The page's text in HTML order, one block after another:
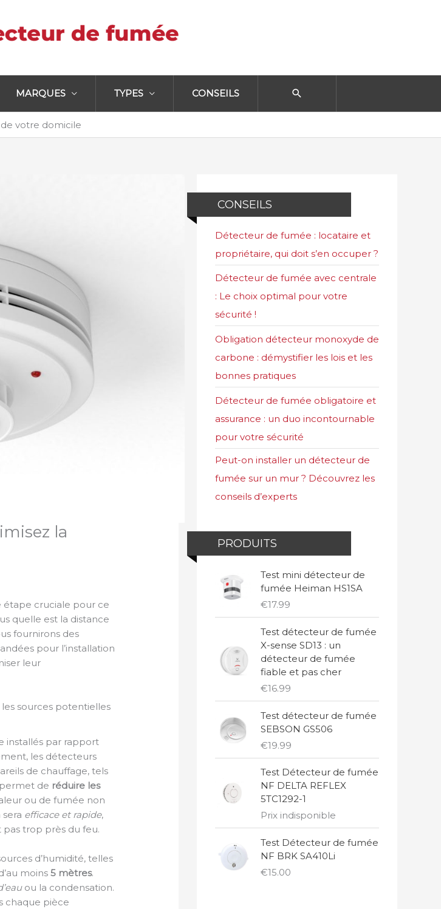
MARQUES TYPES CONSEILS
votre domicile
la
étape cruciale pour ce
quelle est la distance
fournirons des
pour l’installation
leur
sources potentielles
installés par rapport
les détecteurs
de chauffage, tels
de réduire les
ou de fumée non
efficace et rapide,
pas trop près du feu.
d’humidité, telles
moins5 mètres.
ou la condensation.
chaque pièce
CONSEILS
Détecteur de fumée : locataire et
propriétaire, qui doit s’en occuper ?
Détecteur de fumée avec centrale
: Le choix optimal pour votre
sécurité !
Obligation détecteur monoxyde de
carbone : démystifier les lois et les
bonnes pratiques
Détecteur de fumée obligatoire et
assurance : un duo incontournable
pour votre sécurité
Peut-on installer un détecteur de
fumée sur un mur ? Découvrez les
conseils d’experts
PRODUITS
Test mini détecteur de
fumée Heiman HS1SA
€17.99
Test détecteur de fumée
X-sense SD13 : un
détecteur de fumée
fiable et pas cher
€16.99
Test détecteur de fumée
SEBSON GS506
€19.99
Test Détecteur de fumée
NF DELTA REFLEX
5TC1292-1
Prix indisponible
Test Détecteur de fumée
NF BRK SA410Li
€15.00